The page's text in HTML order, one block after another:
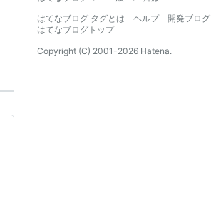
はてなブログ タグとは
ヘルプ
開発ブログ
はてなブログトップ
Copyright (C) 2001-2026 Hatena.